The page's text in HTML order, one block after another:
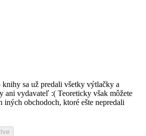
sa už predali všetky výtlačky a
ani vydavateľ :( Teoreticky však môžete
obchodoch, ktoré ešte nepredali